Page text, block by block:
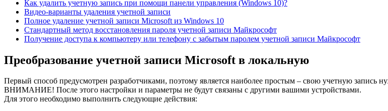
Как удалить учетную запись при помощи панели управления (Windows 10)?
Видео-варианты удаления учетной записи
Полное удаление учетной записи Microsoft из Windows 10
Стандартный метод восстановления пароля учетной записи Майкрософт
Получение доступа к компьютеру или телефону с забытым паролем учетной записи Майкрософт
Преобразование учетной записи Microsoft в локальную
Первый способ предусмотрен разработчиками, поэтому является наиболее простым – свою учетную
ВНИМАНИЕ! После этого настройки и параметры не будут связаны с другими вашими устройствами.
Для этого необходимо выполнить следующие действия: